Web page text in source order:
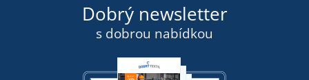
Dobrý newsletter
s dobrou nabídkou